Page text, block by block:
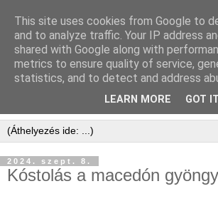
2024. szept. 8.
Kóstolás a macedón
This site uses cookies from Google to
and to analyze traffic. Your IP address
shared with Google along with
metrics to ensure quality of service,
statistics, and to detect and address
LEARN MORE GOT IT